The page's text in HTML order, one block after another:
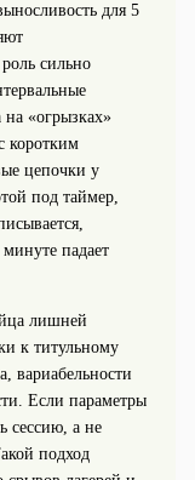
для 5
сильно
«огрызках»
коротким
цепочки у
под таймер,
падает
лишней
к титульному
вариабельности
Если параметры
сессию, а не
подход